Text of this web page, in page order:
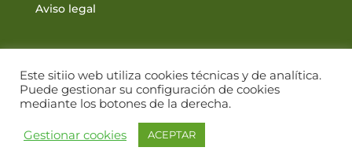
Aviso legal
© BORDA BISALTICO 2017. VALLE DE HECHO · PIRINEOS |
DISEÑO WEB: WWW.PIRINEUM.ES
Este sitiio web utiliza cookies técnicas y de analítica.
Puede gestionar su configuración de cookies
mediante los botones de la derecha.
Gestionar cookies ACEPTAR